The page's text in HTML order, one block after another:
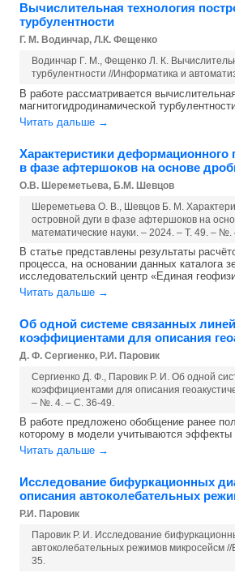
Вычислительная технология
турбулентности
Г. М. Водинчар, Л.К. Фещенко
Водинчар Г. М., Фещенко Л. К.
турбулентности //Информатика и
В работе рассматривается
магнитогидродинамической
Читать дальше →
Характеристики деформационного
в фазе афтершоков на основе
О.В. Шереметьева, Б.М. Шевцов
Шереметьева О. В., Шевцов Б. М.
островной дуги в фазе афтершоков на
математические науки. – 2024. – Т. 49. – №.
В статье представлены результаты
процесса, на основании данных
исследовательский центр «Единая
Читать дальше →
Об одной системе связанных
коэффициентами для описания
Д. Ф. Сергиенко, Р.И. Паровик
Сергиенко Д. Ф., Паровик Р. И. Об одной
коэффициентами для описания
– №. 4. – С. 36-49.
В работе предложено обобщение ранее
которому в модели учитываются эффекты
Читать дальше →
Исследование бифуркационных
описания автоколебательных
Р.И. Паровик
Паровик Р. И. Исследование
автоколебательных режимов микросейсм
35.